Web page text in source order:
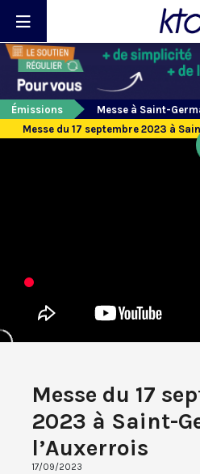
Émissions
Messe à Saint-
Messe du 17 septembre 2023 à
Messe du 17
2023 à Saint-
l’Auxerrois
17/09/2023